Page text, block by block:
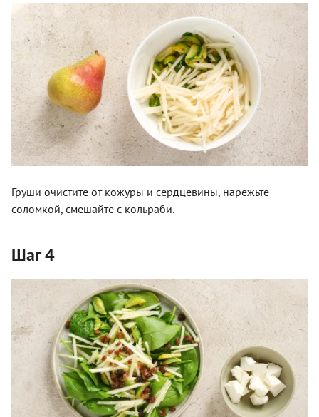
Груши очистите от кожуры и сердцевины, нарежьте
соломкой, смешайте с кольраби.
Шаг 4